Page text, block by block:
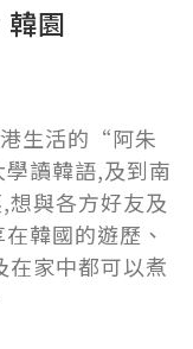
園
生活的“阿朱
讀韓語,及到南
與各方好友及
韓國的遊歷、
在家中都可以煮